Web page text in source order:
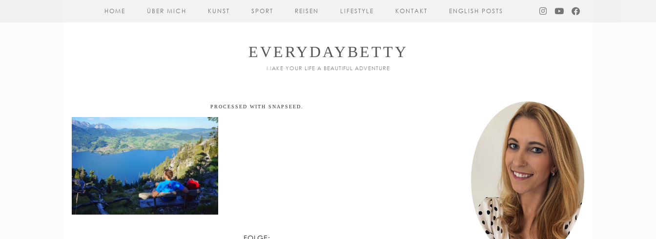
EVERYDAYBETTY
MAKE YOUR LIFE A BEAUTIFUL ADVENTURE
HOME ÜBER MICH KUNST SPORT REISEN LIFESTYLE KONTAKT ENGLISH POSTS
PROCESSED WITH SNAPSEED.